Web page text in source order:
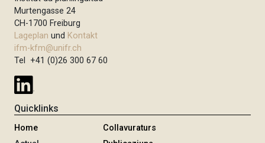
Murtengasse 24
CH-1700 Freiburg
Lageplan und Kontakt
ifm-kfm@unifr.ch
Tel +41 (0)26 300 67 60
Quicklinks
Home
Collavuraturs